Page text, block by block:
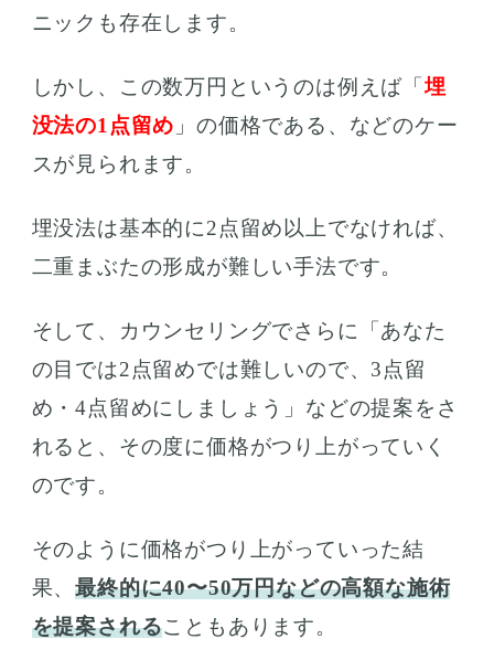
ニックも存在します。
しかし、この数万円というのは例えば「埋
没法の1点留め 」の価格である、などのケー
スが見られます。
埋没法は基本的に2点留め以上でなければ、
二重まぶたの形成が難しい手法です。
そして、カウンセリングでさらに「あなた
の目では2点留めでは難しいので、3点留
め・4点留めにしましょう」などの提案をさ
れると、その度に価格がつり上がっていく
のです。
そのように価格がつり上がっていった結
果、最終的に40〜50万円などの高額な施術
を提案されることもあります。